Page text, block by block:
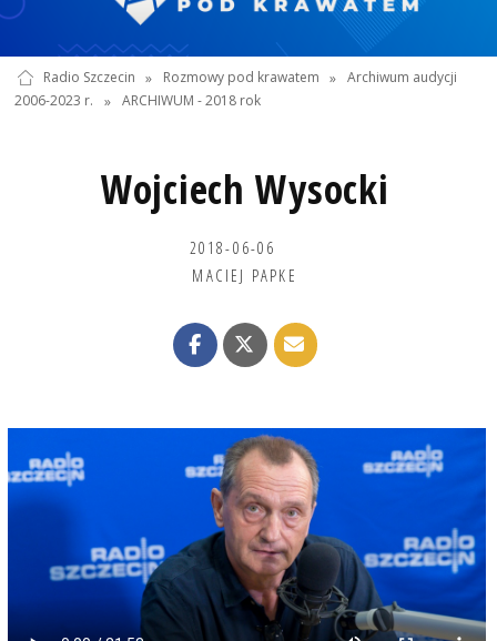
Radio Szczecin » Rozmowy pod krawatem » Archiwum audycji
2006-2023 r.
» ARCHIWUM - 2018 rok
Wojciech Wysocki
2018-06-06
MACIEJ PAPKE